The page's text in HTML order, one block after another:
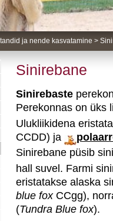
ja nende kasvatamine >
Sinirebane
Sinirebaste
Perekonnas on üks
Ulukliikidena
CCDD) ja
Sinirebane püsib
hall suvel. Farmi
eristatakse alaska
blue fox CCgg),
(Tundra Blue fox).